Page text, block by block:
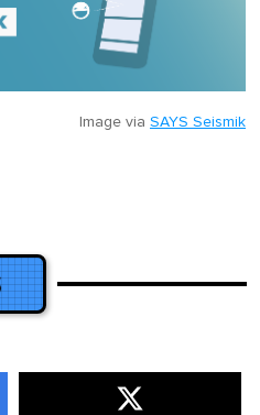
Image via SAYS Seismik